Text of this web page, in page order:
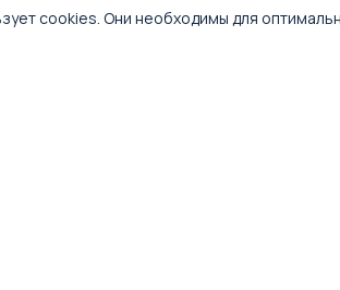
cookies. Они необходимы для